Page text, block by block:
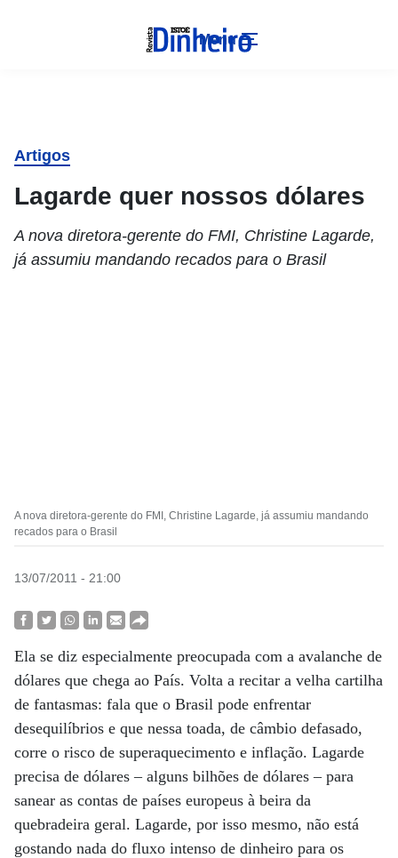
Menu
Artigos
Lagarde quer nossos dólares
A nova diretora-gerente do FMI, Christine Lagarde,
já assumiu mandando recados para o Brasil
A nova diretora-gerente do FMI, Christine Lagarde, já assumiu mandando
recados para o Brasil
13/07/2011 - 21:00
Ela se diz especialmente preocupada com a avalanche de
dólares que chega ao País. Volta a recitar a velha cartilha
de fantasmas: fala que o Brasil pode enfrentar
desequilíbrios e que nessa toada, de câmbio defasado,
corre o risco de superaquecimento e inflação. Lagarde
precisa de dólares – alguns bilhões de dólares – para
sanear as contas de países europeus à beira da
quebradeira geral. Lagarde, por isso mesmo, não está
gostando nada do fluxo intenso de dinheiro para os